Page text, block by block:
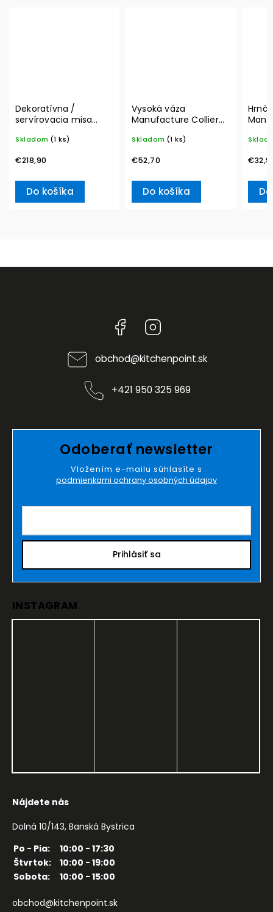
Dekoratívna /
servírovacia misa
Villeroy & Boch
Skladom (1 ks)
€218,90
Do košíka
Vysoká váza
Manufacture Collier
& Boch
Skladom (1 ks)
€52,70
Do košíka
Boch
Facebook
obchod@kitchenpoint.sk
+421 950 325 969
Odoberať newsletter
Vložením e-mailu súhlasíte s
podmienkami ochrany osobných údajov
Prihlásiť sa
INSTAGRAM
Nájdete nás
Dolná 10/143, Banská Bystrica
Po - Pia:
10:00 - 17:30
Štvrtok:
10:00 - 19:00
Sobota:
10:00 - 15:00
obchod@kitchenpoint.sk